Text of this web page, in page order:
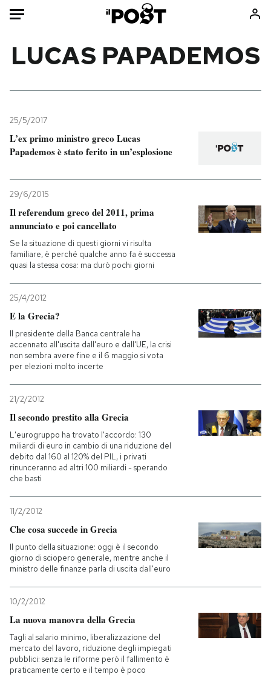
Mondo
Politica
Tecnologia
Scienza
Economia
Sport
Storie/Idee
PODCAST
NEWSLETTER
SHOP
CALENDARIO
AREA PERSONALE
LUCAS PAPADEMOS
25/5/2017
L’ex primo ministro greco Lucas
Papademos è stato ferito in un’esplosione
29/6/2015
Il referendum greco del 2011, prima
annunciato e poi cancellato
Se la situazione di questi giorni vi risulta
familiare, è perché qualche anno fa è successa
quasi la stessa cosa: ma durò pochi giorni
25/4/2012
E la Grecia?
Il presidente della Banca centrale ha
accennato all'uscita dall'euro e dall'UE, la crisi
non sembra avere fine e il 6 maggio si vota
per elezioni molto incerte
21/2/2012
Il secondo prestito alla Grecia
L'eurogruppo ha trovato l'accordo: 130
miliardi di euro in cambio di una riduzione del
debito dal 160 al 120% del PIL, i privati
rinunceranno ad altri 100 miliardi - sperando
che basti
11/2/2012
Che cosa succede in Grecia
Il punto della situazione: oggi è il secondo
giorno di sciopero generale, mentre anche il
ministro delle finanze parla di uscita dall'euro
10/2/2012
La nuova manovra della Grecia
Tagli al salario minimo, liberalizzazione del
mercato del lavoro, riduzione degli impiegati
pubblici: senza le riforme però il fallimento è
praticamente certo e il tempo è poco